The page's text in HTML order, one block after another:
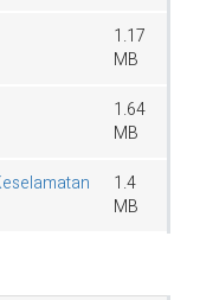
1.17
MB
1.64
MB
1.4
MB